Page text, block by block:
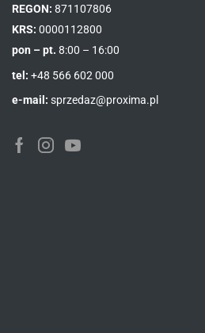
REGON: 871107806
KRS: 0000112800
pon – pt. 8:00 – 16:00
tel: +48 566 602 000
e-mail: sprzedaz@proxima.pl
FacebookInstagramYoutube